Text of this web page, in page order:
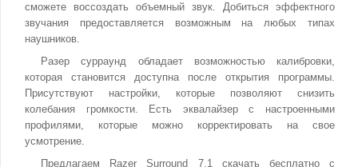
сможете воссоздать объемный звук. Добиться эффектного
звучания предоставляется возможным на любых типах
наушников.
Разер сурраунд обладает возможностью калибровки,
которая становится доступна после открытия программы.
Присутствуют настройки, которые позволяют снизить
колебания громкости. Есть эквалайзер с настроенными
профилями, которые можно корректировать на свое
усмотрение.
Предлагаем Razer Surround 7.1 скачать бесплатно с